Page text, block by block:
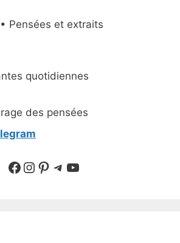
Pensées et extraits
quotidiennes
des pensées
Suivre sur Facebook
Suivre sur Instagram
Pinterest
Sur Telegram
YouTube